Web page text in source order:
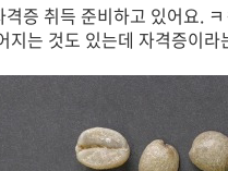
증 취득 준비하고 있어요.
지는 것도 있는데 자격증이